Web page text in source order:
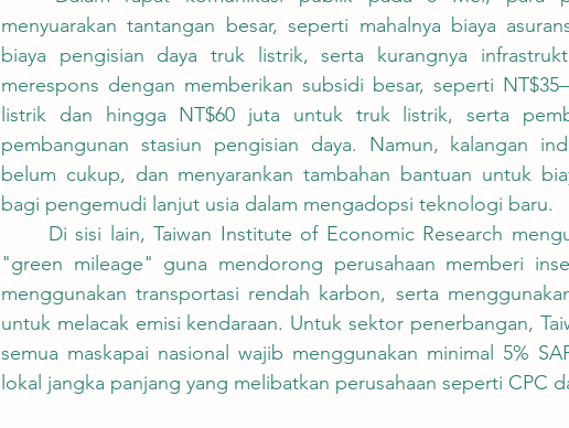
menyuarakan tantangan besar, seperti mahalnya biaya
biaya pengisian daya truk listrik, serta kurangnya
merespons dengan memberikan subsidi besar, seperti
listrik dan hingga NT$60 juta untuk truk listrik, serta
pembangunan stasiun pengisian daya. Namun, kalangan
belum cukup, dan menyarankan tambahan bantuan untuk
bagi pengemudi lanjut usia dalam mengadopsi teknologi baru.
"green mileage" guna mendorong perusahaan memberi
menggunakan transportasi rendah karbon, serta
untuk melacak emisi kendaraan. Untuk sektor penerbangan,
semua maskapai nasional wajib menggunakan minimal 5%
lokal jangka panjang yang melibatkan perusahaan seperti CPC